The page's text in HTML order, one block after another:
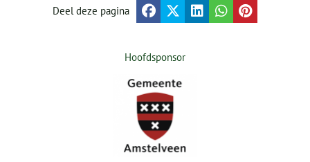
Deel deze pagina
Hoofdsponsor